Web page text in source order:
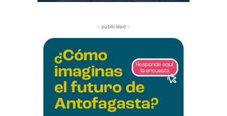
- publicidad -